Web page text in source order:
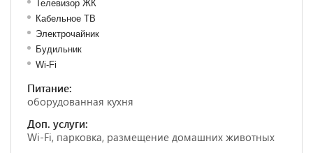
Телевизор ЖК
Кабельное ТВ
Электрочайник
Будильник
Wi-Fi
Питание:
оборудованная кухня
Доп. услуги:
Wi-Fi, парковка, размещение домашних животных